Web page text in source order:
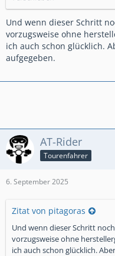
Und wenn dieser Schritt
vorzugsweise ohne
ich auch schon glücklich.
aufgegeben.
AT-Rider
Tourenfahrer
6. September 2025
Zitat von pitagoras
Und wenn dieser Schritt
vorzugsweise ohne
ich auch schon glücklich.